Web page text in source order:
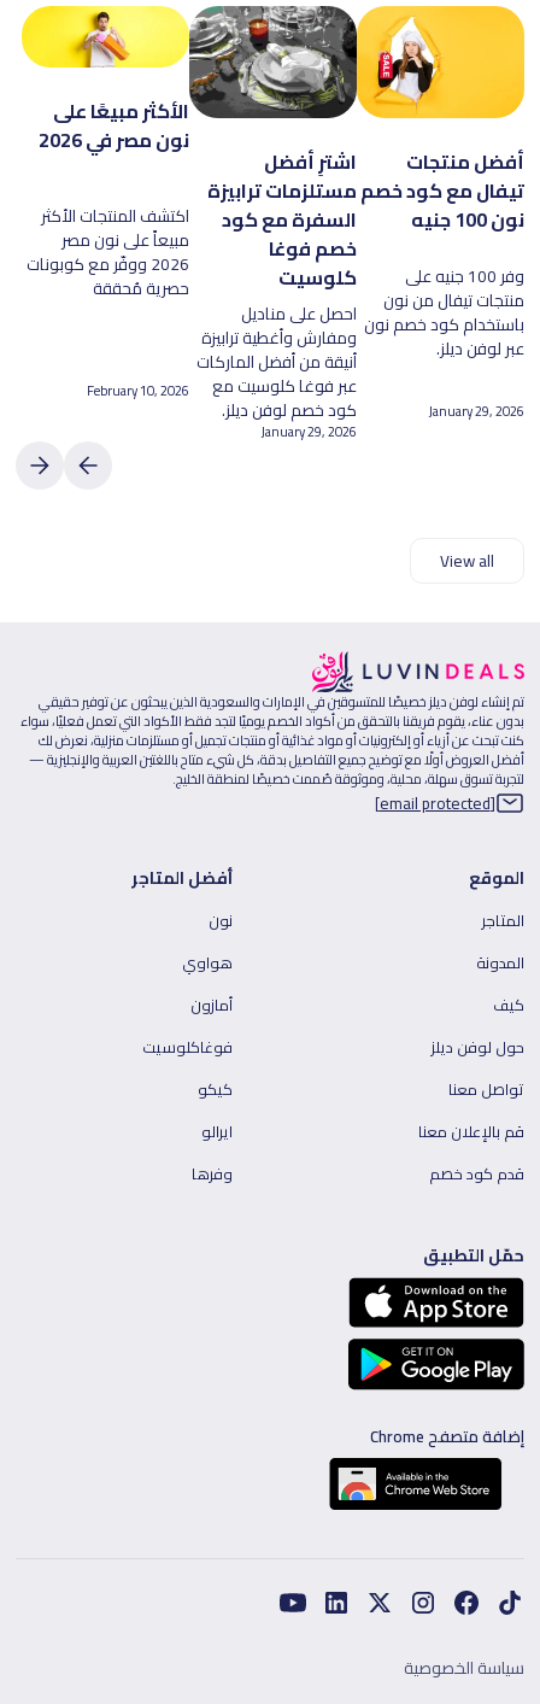
أفضل منتجات
تيفال مع كود خصم
نون 100 جنيه
وفر 100 جنيه على
منتجات تيفال من نون
باستخدام كود خصم نون
عبر لوفن ديلز.
January 29, 2026
اشترِ أفضل
مستلزمات ترابيزة
السفرة مع كود
خصم فوغا
كلوسيت
احصل على مناديل
ومفارش وأغطية ترابيزة
أنيقة من أفضل الماركات
عبر فوغا كلوسيت مع
كود خصم لوفن ديلز.
January 29, 2026
الأكثر مبيعًا على
نون مصر في 2026
اكتشف المنتجات الأكثر
مبيعاً على نون مصر
2026 ووفّر مع كوبونات
حصرية مُحققة
February 10, 2026
View all
تم إنشاء لوفن ديلز خصيصًا للمتسوقين في الإمارات والسعودية الذين يبحثون عن توفير حقيقي
بدون عناء، يقوم فريقنا بالتحقق من أكواد الخصم يوميًا لتجد فقط الأكواد التي تعمل فعليًا، سواء
كنت تبحث عن أزياء أو إلكترونيات أو مواد غذائية أو منتجات تجميل أو مستلزمات منزلية، نعرض لك
أفضل العروض أولًا مع توضيح جميع التفاصيل بدقة، كل شيء متاح باللغتين العربية والإنجليزية —
لتجربة تسوق سهلة، محلية، وموثوقة صُممت خصيصًا لمنطقة الخليج.
[email protected]
الموقع
المتاجر
المدونة
كيف
حول لوفن ديلز
تواصل معنا
قم بالإعلان معنا
قدم كود خصم
أفضل المتاجر
نون
هواوي
أمازون
فوغاكلوسيت
كيكو
ايرالو
وفرها
حمّل التطبيق
إضافة متصفح Chrome
سياسة الخصوصية